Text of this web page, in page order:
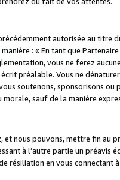
autorisée au titre
: « En tant que Partenaire
vous ne ferez
préalable. Vous ne
soutenons, sponsorisons ou
sauf de la manière
nous pouvons, mettre fin au
à l’autre partie un préavis
résiliation en vous connectant